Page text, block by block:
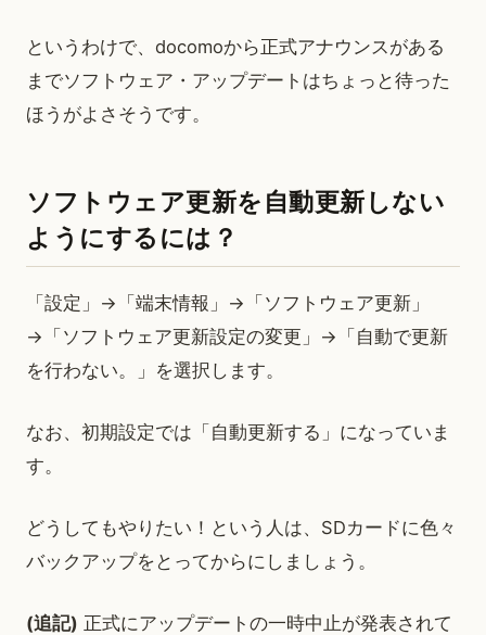
というわけで、docomoから正式アナウンスがある
までソフトウェア・アップデートはちょっと待った
ほうがよさそうです。
ソフトウェア更新を自動更新しない
ようにするには？
「設定」→「端末情報」→「ソフトウェア更新」
→「ソフトウェア更新設定の変更」→「自動で更新
を行わない。」を選択します。
なお、初期設定では「自動更新する」になっていま
す。
どうしてもやりたい！という人は、SDカードに色々
バックアップをとってからにしましょう。
(追記) 正式にアップデートの一時中止が発表されて